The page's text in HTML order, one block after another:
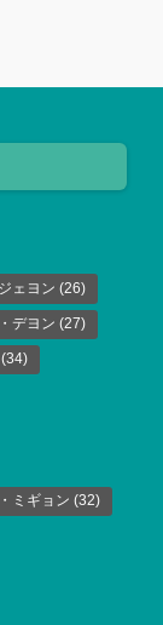
ェヨン (26)
デヨン (27)
(34)
ミギョン (32)